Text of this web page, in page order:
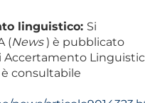
linguistico: Si
(News) è pubblicato
Accertamento
è consultabile